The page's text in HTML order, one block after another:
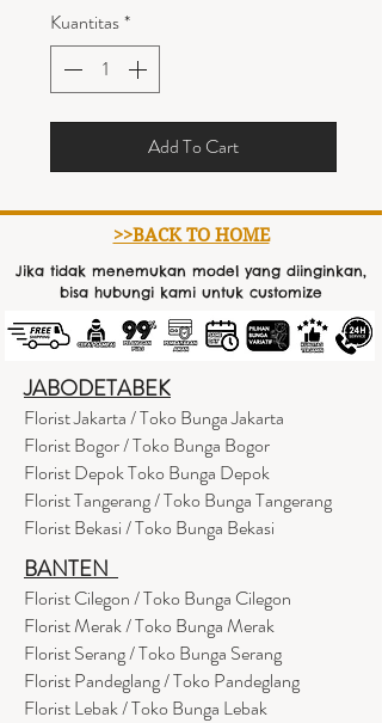
Kuantitas*
Add To Cart
>>BACK TO HOME
Jika tidak menemukan model yang diinginkan,
bisa hubungi kami untuk customize
JABODETABEK
Florist Jakarta / Toko Bunga Jakarta
Florist Bogor / Toko Bunga Bogor
Florist Depok Toko Bunga Depok
Florist Tangerang / Toko Bunga Tangerang
Florist Bekasi / Toko Bunga Bekasi
BANTEN
Florist Cilegon / Toko Bunga Cilegon
Florist Merak / Toko Bunga Merak
Florist Serang / Toko Bunga Serang
Florist Pandeglang / Toko Pandeglang
Florist Lebak / Toko Bunga Lebak